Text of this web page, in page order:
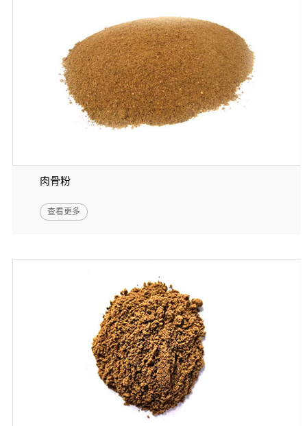
肉骨粉
查看更多